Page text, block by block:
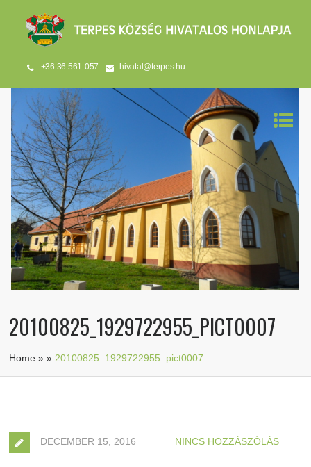
+36 36 561-057 hivatal@terpes.hu
20100825_1929722955_PICT0007
Home »» 20100825_1929722955_pict0007
DECEMBER 15, 2016 NINCS HOZZÁSZÓLÁS